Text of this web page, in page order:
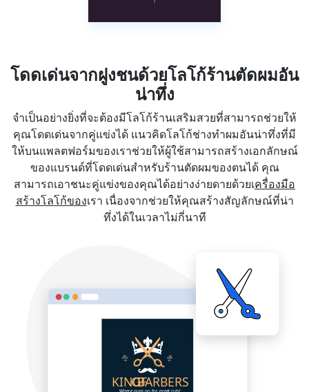
โดดเด่นจากฝูงชนด้วยโลโก้ร้านตัดผมอัน
น่าทึ่ง
จำเป็นอย่างยิ่งที่จะต้องมีโลโก้ร้านเสริมสวยที่สามารถช่วยให้
คุณโดดเด่นจากคู่แข่งได้ แนวคิดโลโก้ช่างทำผมอันน่าทึ่งที่มี
ให้บนแพลตฟอร์มของเราช่วยให้ผู้ใช้สามารถสร้างเอกลักษณ์
ของแบรนด์ที่โดดเด่นสำหรับร้านตัดผมของตนได้ คุณ
สามารถเอาชนะคู่แข่งของคุณได้อย่างง่ายดายด้วยเครื่องมือ
สร้างโลโก้ของเรา เนื่องจากช่วยให้คุณสร้างสัญลักษณ์ที่น่า
ทึ่งได้ในเวลาไม่กี่นาที